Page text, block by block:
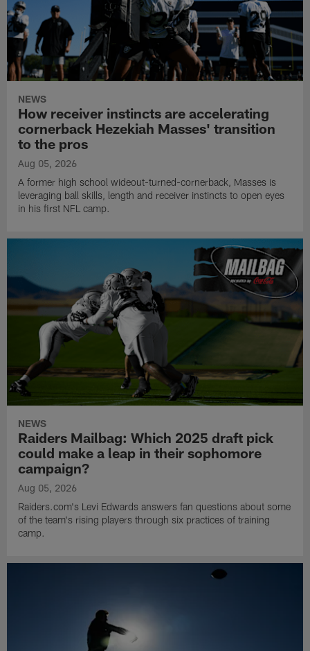
NEWS
How receiver instincts are accelerating
cornerback Hezekiah Masses' transition
to the pros
Aug 05, 2026
A former high school wideout-turned-cornerback, Masses is
leveraging ball skills, length and receiver instincts to open eyes
in his first NFL camp.
NEWS
Raiders Mailbag: Which 2025 draft pick
could make a leap in their sophomore
campaign?
Aug 05, 2026
Raiders.com's Levi Edwards answers fan questions about some
of the team's rising players through six practices of training
camp.